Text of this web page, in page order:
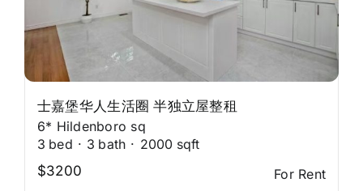
士嘉堡华人生活圈 半独立屋整租
6* Hildenboro sq
3 bed · 3 bath · 2000 sqft
$3200
For Rent